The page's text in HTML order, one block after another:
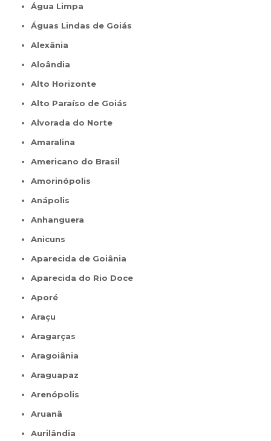
Água Limpa
Águas Lindas de Goiás
Alexânia
Aloândia
Alto Horizonte
Alto Paraíso de Goiás
Alvorada do Norte
Amaralina
Americano do Brasil
Amorinópolis
Anápolis
Anhanguera
Anicuns
Aparecida de Goiânia
Aparecida do Rio Doce
Aporé
Araçu
Aragarças
Aragoiânia
Araguapaz
Arenópolis
Aruanã
Aurilândia